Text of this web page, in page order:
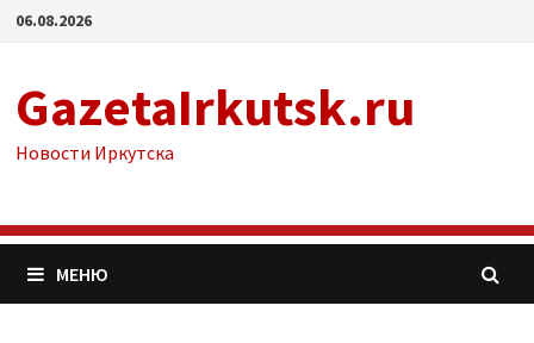
Перейти
06.08.2026
GazetaIrkutsk.ru
Новости Иркутска
МЕНЮ